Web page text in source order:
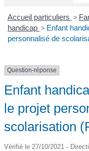
Accueil particuliers >
handicap > Enfant
personnalisé de
Question-réponse
Enfant
le projet
scolarisation
Vérifié le 27/10/2021 -